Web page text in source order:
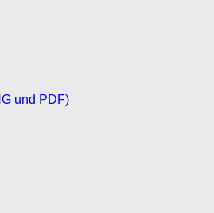
und PDF)